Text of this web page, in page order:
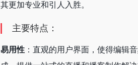
其更加专业和引人入胜。
主要特点：
易用性 ：直观的用户界面，使得编辑音